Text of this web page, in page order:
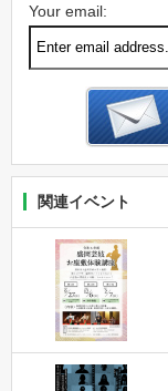
Your email:
関連イベント